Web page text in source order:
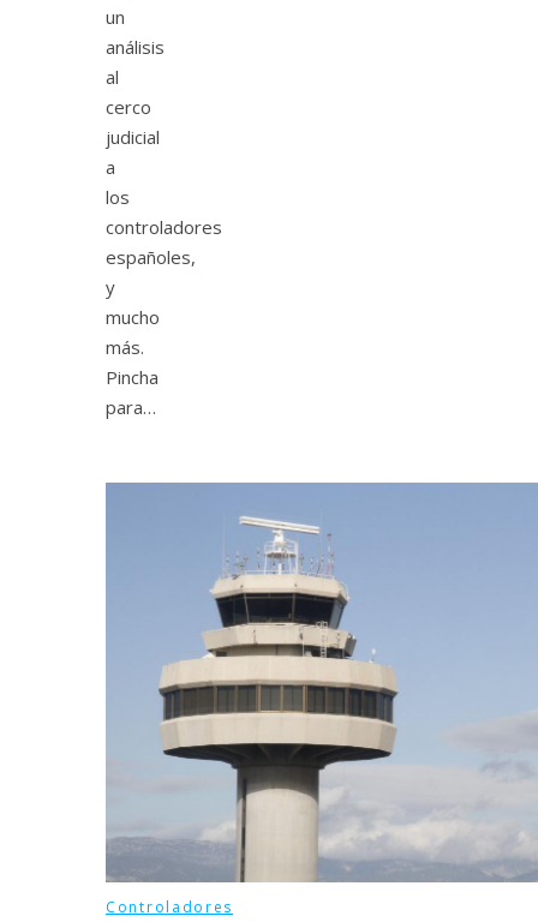
un
análisis
al
cerco
judicial
a
los
controladores
españoles,
y
mucho
más.
Pincha
para…
Controladores